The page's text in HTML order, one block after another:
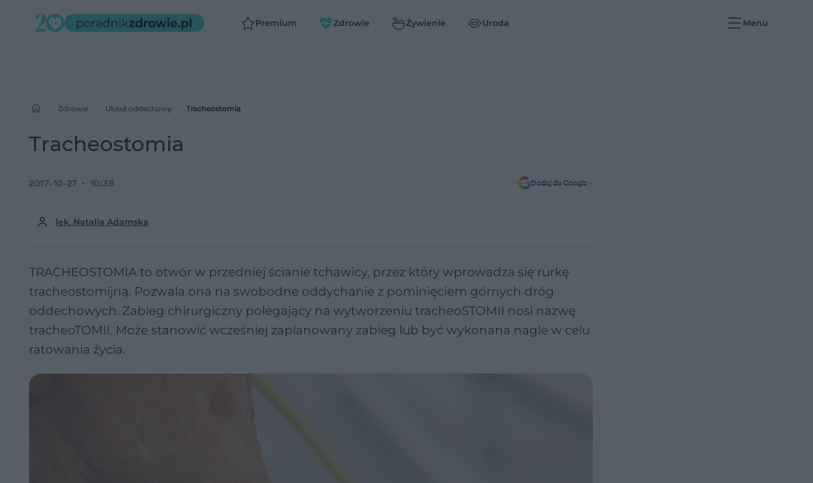
Premium Zdrowie Żywienie Uroda Menu
Zdrowie Układ oddechowy Tracheostomia
Tracheostomia
lek. Natalia Adamska
2017-10-27 10:36 Dodaj do Google
TRACHEOSTOMIA to otwór w przedniej ścianie tchawicy, przez który wprowadza się rurkę
tracheostomijną. Pozwala ona na swobodne oddychanie z pominięciem górnych dróg
oddechowych. Zabieg chirurgiczny polegający na wytworzeniu tracheoSTOMII nosi nazwę
tracheoTOMII. Może stanowić wcześniej zaplanowany zabieg lub być wykonana nagle w celu
ratowania życia.